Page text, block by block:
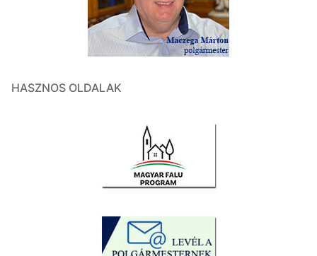
HASZNOS OLDALAK